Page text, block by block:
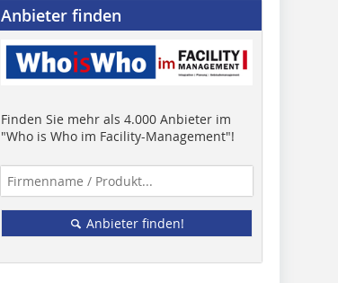
Anbieter finden
Finden Sie mehr als 4.000 Anbieter im
"Who is Who im Facility-Management"!
Anbieter finden!